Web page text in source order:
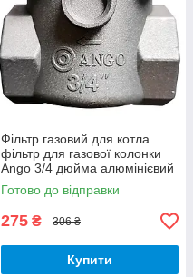
Фільтр газовий для котла
фільтр для газової колонки
Ango 3/4 дюйма алюмінієвий
Готово до відправки
275 ₴ 306 ₴
Купити